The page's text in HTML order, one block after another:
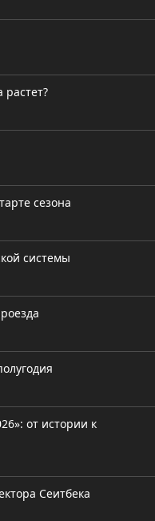
сезона
системы
от истории к
Сеитбека